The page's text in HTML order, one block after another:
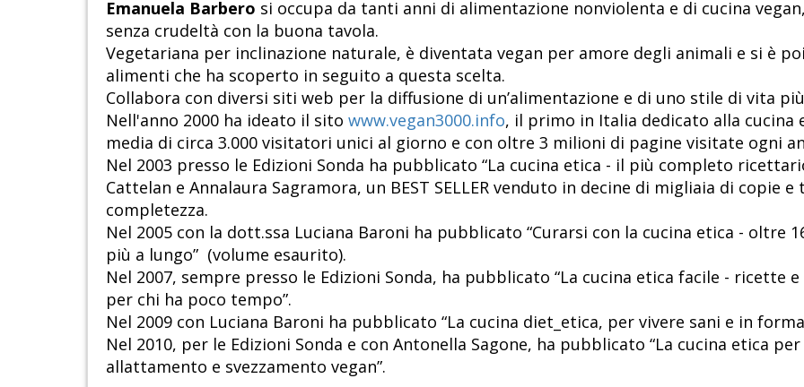
Emanuela Barbero si occupa da tanti anni di alimentazione nonviolenta e di cucina
senza crudeltà con la buona tavola.
Vegetariana per inclinazione naturale, è diventata vegan per amore degli animali e si è
alimenti che ha scoperto in seguito a questa scelta.
Collabora con diversi siti web per la diffusione di un’alimentazione e di uno stile di vita
Nell'anno 2000 ha ideato il sito www.vegan3000.info, il primo in Italia dedicato alla cucina
media di circa 3.000 visitatori unici al giorno e con oltre 3 milioni di pagine visitate ogni
Nel 2003 presso le Edizioni Sonda ha pubblicato “La cucina etica - il più completo
Cattelan e Annalaura Sagramora, un BEST SELLER venduto in decine di migliaia di copie
completezza.
Nel 2005 con la dott.ssa Luciana Baroni ha pubblicato “Curarsi con la cucina etica - oltre
più a lungo” (volume esaurito).
Nel 2007, sempre presso le Edizioni Sonda, ha pubblicato “La cucina etica facile - ricette
per chi ha poco tempo”.
Nel 2009 con Luciana Baroni ha pubblicato “La cucina diet_etica, per vivere sani e in
Nel 2010, per le Edizioni Sonda e con Antonella Sagone, ha pubblicato “La cucina etica
allattamento e svezzamento vegan”.